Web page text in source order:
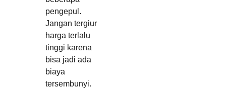
pengepul.
Jangan tergiur
harga terlalu
tinggi karena
bisa jadi ada
biaya
tersembunyi.